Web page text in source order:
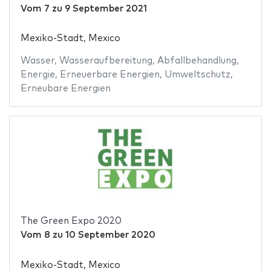
Vom 7 zu 9 September 2021
Mexiko-Stadt, Mexico
Wasser, Wasseraufbereitung, Abfallbehandlung,
Energie, Erneuerbare Energien, Umweltschutz,
Erneubare Energien
The Green Expo 2020
Vom 8 zu 10 September 2020
Mexiko-Stadt, Mexico